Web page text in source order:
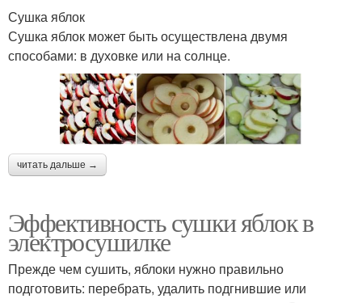
Сушка яблок
Сушка яблок может быть осуществлена двумя
способами: в духовке или на солнце.
читать дальше →
Эффективность сушки яблок в
электросушилке
Прежде чем сушить, яблоки нужно правильно
подготовить: перебрать, удалить подгнившие или